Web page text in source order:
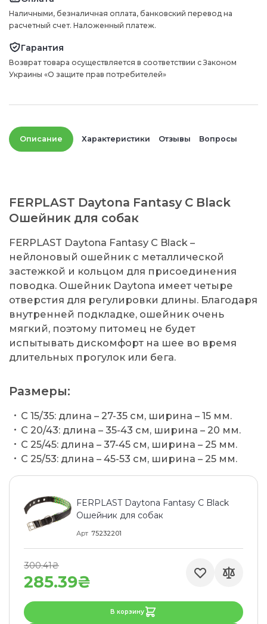
Наличными, безналичная оплата, банковский перевод на
расчетный счет. Наложенный платеж.
Гарантия
Возврат товара осуществляется в соответствии с Законом
Украины «О защите прав потребителей»
Описание Характеристики Отзывы Вопросы
FERPLAST Daytona Fantasy C Black
Ошейник для собак
FERPLAST Daytona Fantasy C Black –
нейлоновый ошейник с металлической
застежкой и кольцом для присоединения
поводка. Ошейник Daytona имеет четыре
отверстия для регулировки длины. Благодаря
внутренней подкладке, ошейник очень
мягкий, поэтому питомец не будет
испытывать дискомфорт на шее во время
длительных прогулок или бега.
Размеры:
C 15/35: длина – 27-35 см, ширина – 15 мм.
C 20/43: длина – 35-43 см, ширина – 20 мм.
C 25/45: длина – 37-45 см, ширина – 25 мм.
C 25/53: длина – 45-53 см, ширина – 25 мм.
FERPLAST Daytona Fantasy C Black
Ошейник для собак
Арт 75232201
285.39₴
300.41₴
В корзину